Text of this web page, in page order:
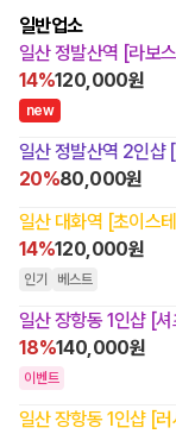
일반업소
일산 정발산역 [라보
14%120,000원
new
일산 정발산역 2인샵
20%80,000원
일산 대화역 [초이스
14%120,000원
인기 베스트
일산 장항동 1인샵 [셔
18%140,000원
이벤트
일산 장항동 1인샵 [